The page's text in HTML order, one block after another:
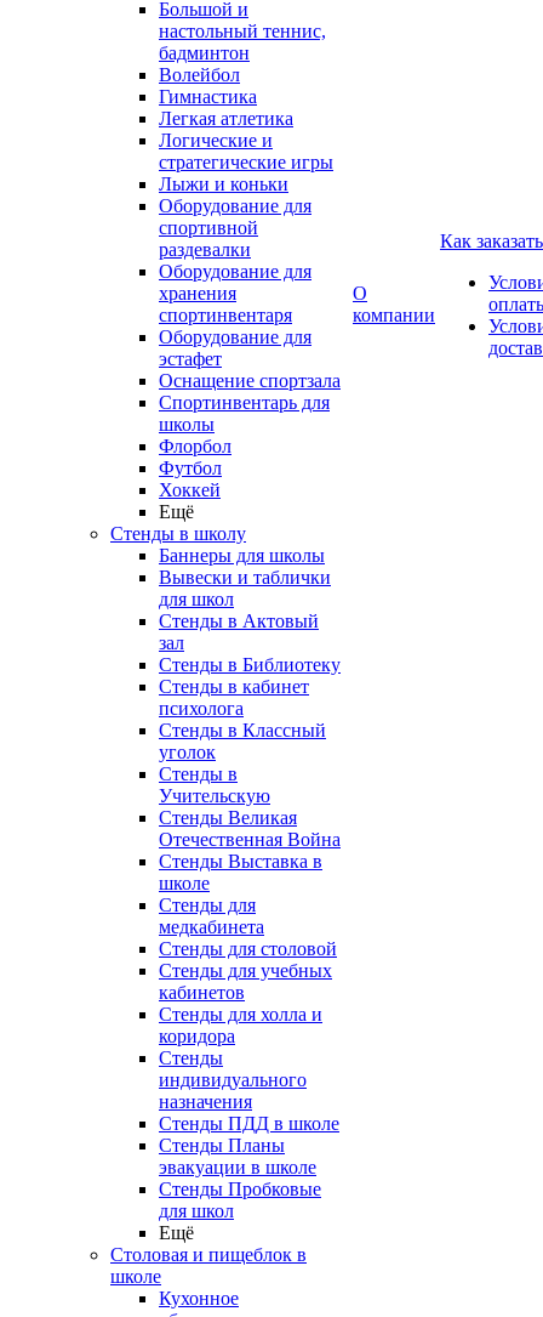
Большой и
настольный теннис,
бадминтон
Волейбол
Гимнастика
Легкая атлетика
Логические и
стратегические игры
Лыжи и коньки
Оборудование для
спортивной
раздевалки
Оборудование для
хранения
спортинвентаря
Оборудование для
эстафет
Оснащение спортзала
Спортинвентарь для
школы
Флорбол
Футбол
Хоккей
Ещё
Стенды в школу
Баннеры для школы
Вывески и таблички
для школ
Стенды в Актовый
зал
Стенды в Библиотеку
Стенды в кабинет
психолога
Стенды в Классный
уголок
Стенды в
Учительскую
Стенды Великая
Отечественная Война
Стенды Выставка в
школе
Стенды для
медкабинета
Стенды для столовой
Стенды для учебных
кабинетов
Стенды для холла и
коридора
Стенды
индивидуального
назначения
Стенды ПДД в школе
Стенды Планы
эвакуации в школе
Стенды Пробковые
для школ
Ещё
Столовая и пищеблок в
школе
Кухонное
О
компании
Как